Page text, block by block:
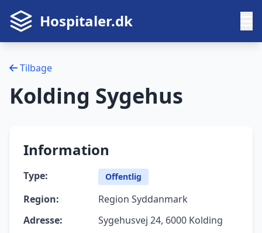
Hospitaler.dk
Tilbage
Kolding Sygehus
Information
Type: Offentlig
Region:
Region Syddanmark
Adresse:
Sygehusvej 24, 6000 Kolding